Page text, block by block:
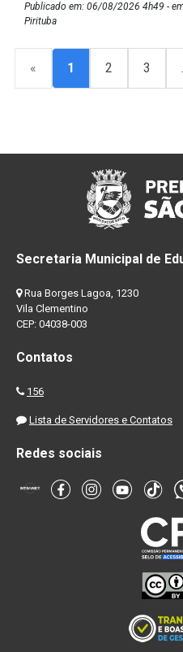
Publicado em: 06/08/2026 4h49 -
Pirituba
« 1 2 3
Secretaria Municipal de
Rua Borges Lagoa, 1230
Vila Clementino
CEP: 04038-003
Contatos
156
Lista de Servidores e Contatos
Redes sociais